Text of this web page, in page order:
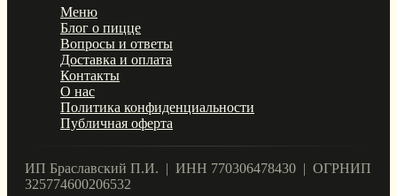
Меню
Блог о пицце
Вопросы и ответы
Доставка и оплата
Контакты
О нас
Политика конфиденциальности
Публичная оферта
ИП Браславский П.И. | ИНН 770306478430 | ОГРНИП
325774600206532